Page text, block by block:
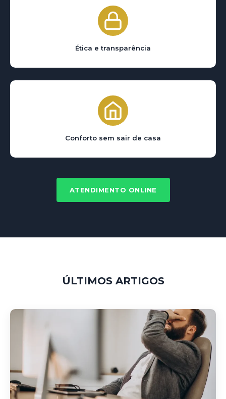
Ética e transparência
Conforto sem sair de casa
ATENDIMENTO ONLINE
ÚLTIMOS ARTIGOS